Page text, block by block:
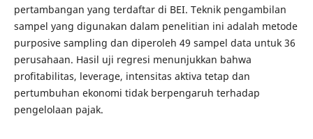
pertambangan yang terdaftar di BEI. Teknik pengambilan
sampel yang digunakan dalam penelitian ini adalah metode
purposive sampling dan diperoleh 49 sampel data untuk 36
perusahaan. Hasil uji regresi menunjukkan bahwa
profitabilitas, leverage, intensitas aktiva tetap dan
pertumbuhan ekonomi tidak berpengaruh terhadap
pengelolaan pajak.